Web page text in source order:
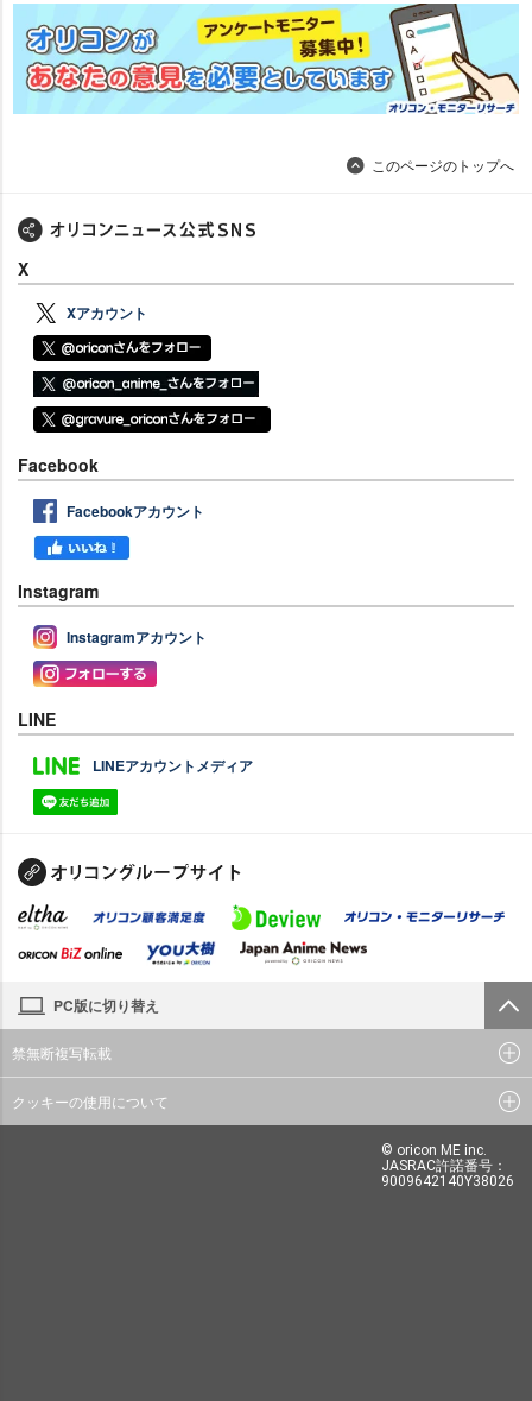
このページのトップへ
X
Xアカウント
Facebook
Facebookアカウント
Instagram
Instagramアカウント
LINE
LINEアカウントメディア
PC版に切り替え
禁無断複写転載
クッキーの使用について
© oricon ME inc.
JASRAC許諾番号：
9009642140Y38026